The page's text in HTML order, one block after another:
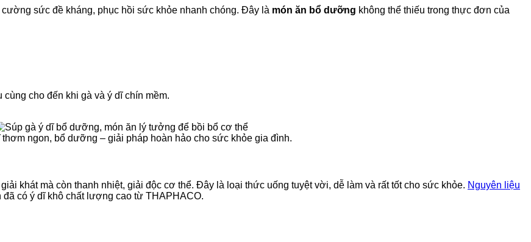
sức đề kháng, phục hồi sức khỏe nhanh chóng. Đây là món ăn bổ dưỡng không thể thiếu trong thực đơn của
cho đến khi gà và ý dĩ chín mềm.
thơm ngon, bổ dưỡng – giải pháp hoàn hảo cho sức khỏe gia đình.
khát mà còn thanh nhiệt, giải độc cơ thể. Đây là loại thức uống tuyệt vời, dễ làm và rất tốt cho sức khỏe. Nguyên liệu
có ý dĩ khô chất lượng cao từ THAPHACO.